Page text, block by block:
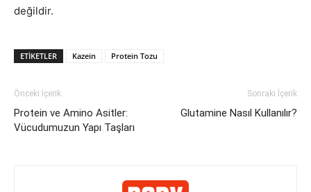
değildir.
ETIKETLER Kazein Protein Tozu
Önceki İçerik
Protein ve Amino Asitler:
Vücudumuzun Yapı Taşları
Sonraki İçerik
Glutamine Nasıl Kullanılır?